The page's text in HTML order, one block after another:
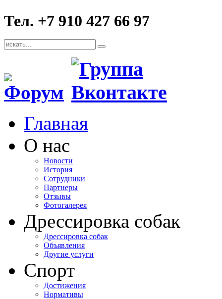
Тел. +7 910 427 66 97
Главная
О нас
Новости
История
Сотрудники
Партнеры
Отзывы
Фотогалерея
Дрессировка собак
Дрессировка собак
Объявления
Другие услуги
Спорт
Достижения
Нормативы